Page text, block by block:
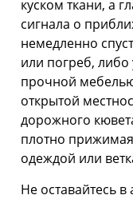
куском ткани, а
сигнала о
немедленно
или погреб, либо
прочной
открытой
дорожного
плотно
одеждой или
Не оставайтесь